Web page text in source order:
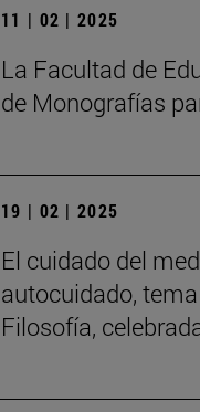
11 | 02 | 2025
La Facultad de
de Monografías
19 | 02 | 2025
El cuidado del
autocuidado,
Filosofía,